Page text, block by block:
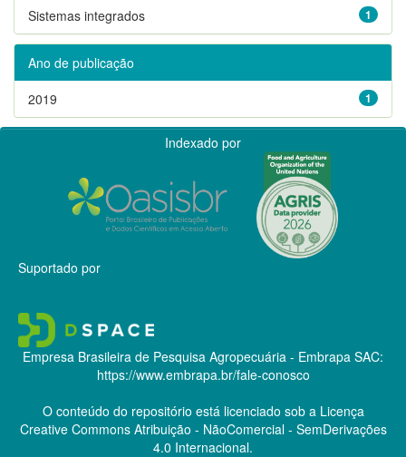
1
Sistemas integrados
Ano de publicação
1
2019
Indexado por
Suportado por
Empresa Brasileira de Pesquisa Agropecuária - Embrapa SAC:
https://www.embrapa.br/fale-conosco
O conteúdo do repositório está licenciado sob a Licença
Creative CommonsAtribuição - NãoComercial - SemDerivações
4.0 Internacional.